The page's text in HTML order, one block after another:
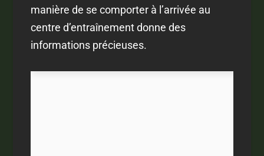
manière de se comporter à l’arrivée au
centre d’entraînement donne des
informations précieuses.